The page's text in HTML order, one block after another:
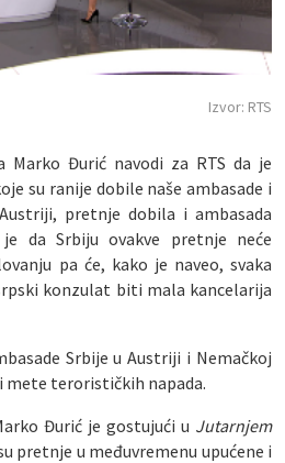
Izvor: RTS
Marko Đurić navodi za RTS da je
su ranije dobile naše ambasade i
pretnje dobila i ambasada
da Srbiju ovakve pretnje neće
pa će, kako je naveo, svaka
konzulat biti mala kancelarija
Srbije u Austriji i Nemačkoj
mete terorističkih napada.
Đurić je gostujući u Jutarnjem
pretnje u međuvremenu upućene i